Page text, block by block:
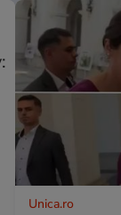
Unica.ro